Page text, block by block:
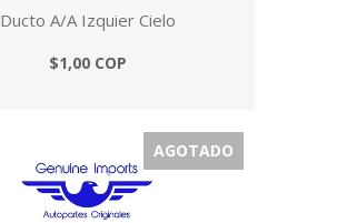
Ducto A/A Izquier Cielo
$1,00 COP
AGOTADO